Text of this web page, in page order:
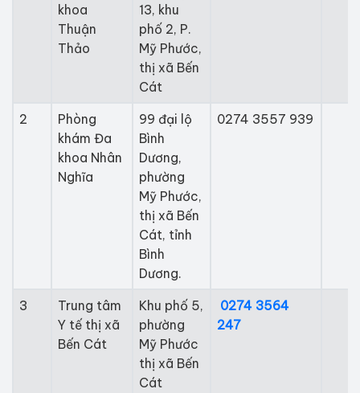
khoa
Thuận
Thảo
13, khu
phố 2, P.
Mỹ Phước,
thị xã Bến
Cát
2
Phòng
khám Đa
khoa Nhân
Nghĩa
99 đại lộ
Bình
Dương,
phường
Mỹ Phước,
thị xã Bến
Cát, tỉnh
Bình
Dương.
0274 3557 939
​3
​Trung tâm
Y tế thị xã
Bến Cát
​Khu phố 5,
phường
Mỹ Phước
thị xã Bến
Cát
0274 3564
247